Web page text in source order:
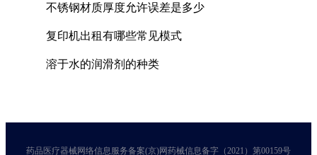
不锈钢材质厚度允许误差是多少
复印机出租有哪些常见模式
溶于水的润滑剂的种类
药品医疗器械网络信息服务备案(京)网药械信息备字（2021）第00159号